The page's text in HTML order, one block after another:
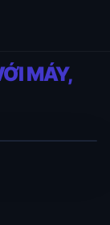
MÁY,